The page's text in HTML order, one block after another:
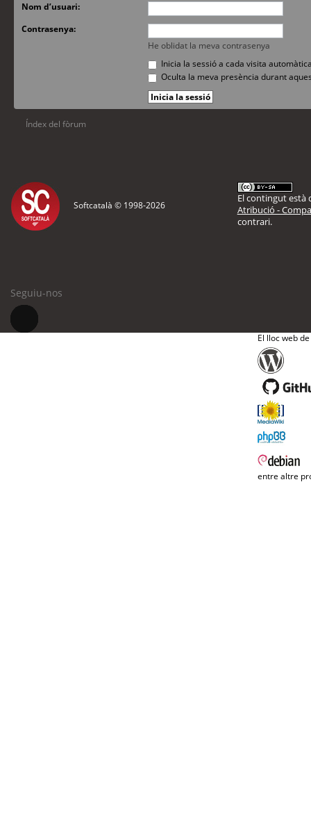
Nom d’usuari:
Contrasenya:
He oblidat la meva contrasenya
Inicia la sessió a cada visita
Oculta la meva presència durant
Índex del fòrum
Softcatalà © 1998-2026
El contingut està
Atribució -
contrari.
Seguiu-nos
El lloc web
entre altre